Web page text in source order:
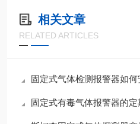
相关文章
RELATED ARTICLES
固定式气体检测报警器如何
固定式有毒气体报警器的定